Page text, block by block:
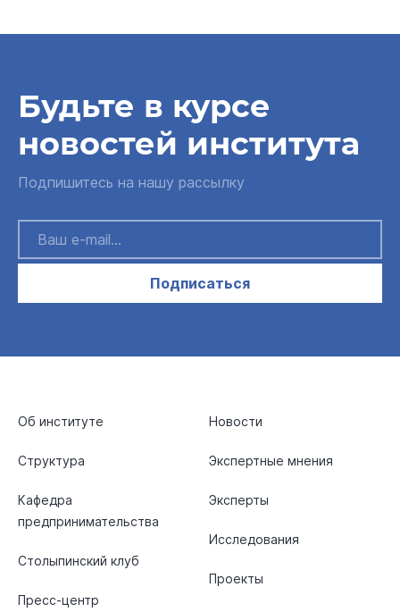
Будьте в курсе
новостей института
Подпишитесь на нашу рассылку
Подписаться
Об институте
Структура
Кафедра
предпринимательства
Столыпинский клуб
Пресс-центр
Новости
Экспертные мнения
Эксперты
Исследования
Проекты